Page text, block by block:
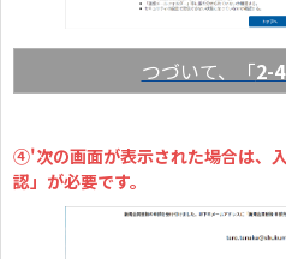
つづいて、「2-
④'次の画面が表示された場合は、
認」が必要です。